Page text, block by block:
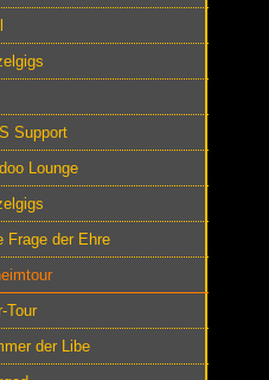
Support
Lounge
Frage der Ehre
Tour
der Libe